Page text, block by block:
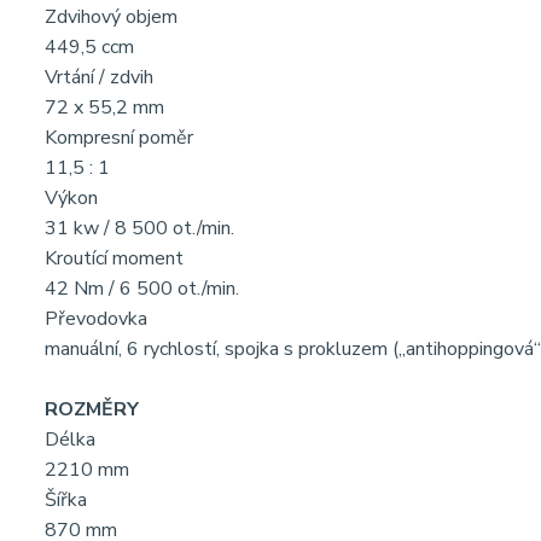
Zdvihový objem
449,5 ccm
Vrtání / zdvih
72 x 55,2 mm
Kompresní poměr
11,5 : 1
Výkon
31 kw / 8 500 ot./min.
Kroutící moment
42 Nm / 6 500 ot./min.
Převodovka
manuální, 6 rychlostí, spojka s prokluzem
ROZMĚRY
Délka
2210 mm
Šířka
870 mm